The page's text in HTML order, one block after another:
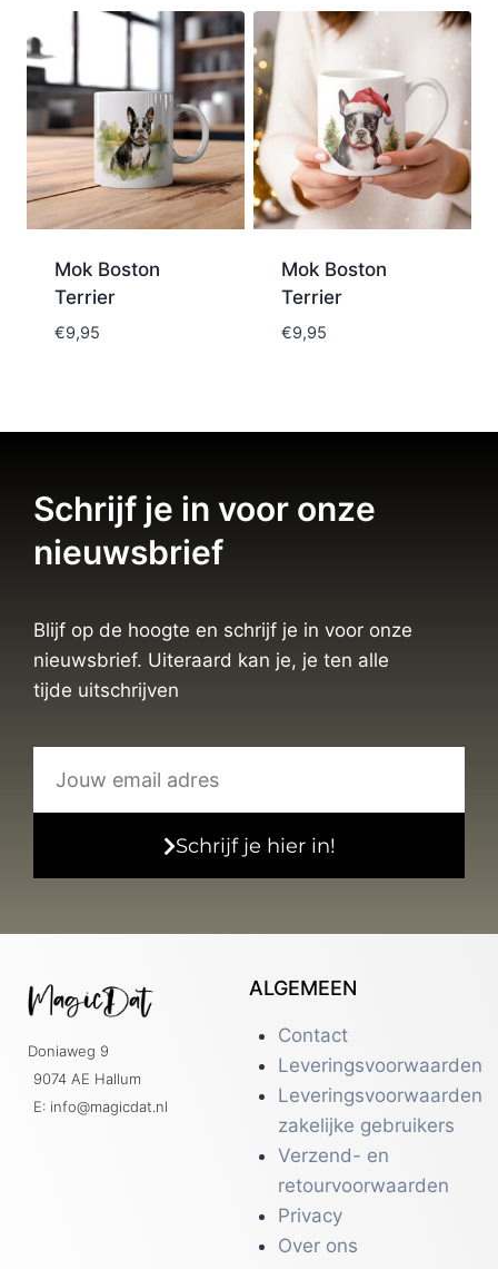
Mok Boston
Terrier
€9,95
Mok Boston
Terrier
€9,95
Schrijf je in voor onze
nieuwsbrief
Blijf op de hoogte en schrijf je in voor onze
nieuwsbrief. Uiteraard kan je, je ten alle
tijde uitschrijven
Schrijf je hier in!
Doniaweg 9
9074 AE Hallum
E: info@magicdat.nl
ALGEMEEN
Contact
Leveringsvoorwaarden
Leveringsvoorwaarden
zakelijke gebruikers
Verzend- en
retourvoorwaarden
Privacy
Over ons